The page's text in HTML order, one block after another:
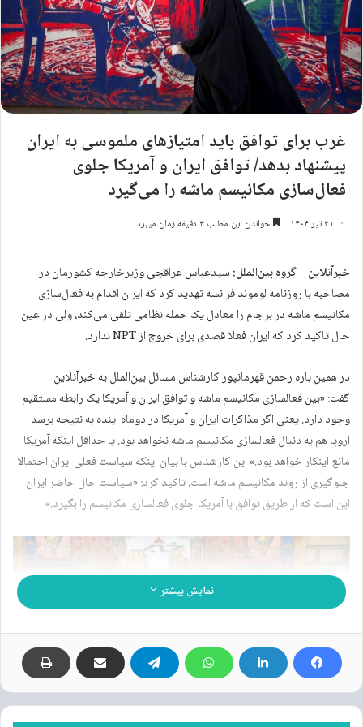
غرب برای توافق باید امتیازهای ملموسی به ایران
پیشنهاد بدهد/ توافق ایران و آمریکا جلوی
فعال‌سازی مکانیسم ماشه را می‌گیرد
۲۱ تیر ۱۴۰۴ خواندن این مطلب ۳ دقیقه زمان میبرد
خبرآنلاین – گروه بین‌الملل:سیدعباس عراقچی وزیرخارجه کشورمان در
مصاحبه با روزنامه لوموند فرانسه تهدید کرد که ایران اقدام به فعال‌سازی
مکانیسم ماشه در برجام را معادل یک حمله نظامی تلقی می‌کند، ولی در عین
حال تاکید کرد که ایران فعلا قصدی برای خروج از NPT ندارد.
در همین باره رحمن قهرمانپور کارشناس مسائل بین‌الملل به خبرآنلاین
گفت: «بین فعالسازی مکانیسم ماشه و توافق ایران و آمریکا یک رابطه مستقیم
وجود دارد. یعنی اگر مذاکرات ایران و آمریکا در دوماه اینده به نتیجه برسد
اروپا هم به دنبال فعالسازی مکانیسم ماشه نخواهد بود. یا حداقل اینکه آمریکا
مانع اینکار خواهد بود.» این کارشناس با بیان اینکه سیاست فعلی ایران احتمالا
جلوگیری از روند مکانیسم ماشه است، تاکید کرد: «سیاست حال حاضر ایران
این است که از طریق توافق با آمریکا جلوی فعالسازی مکانیسم را بگیرد.»
نمایش بیشتر